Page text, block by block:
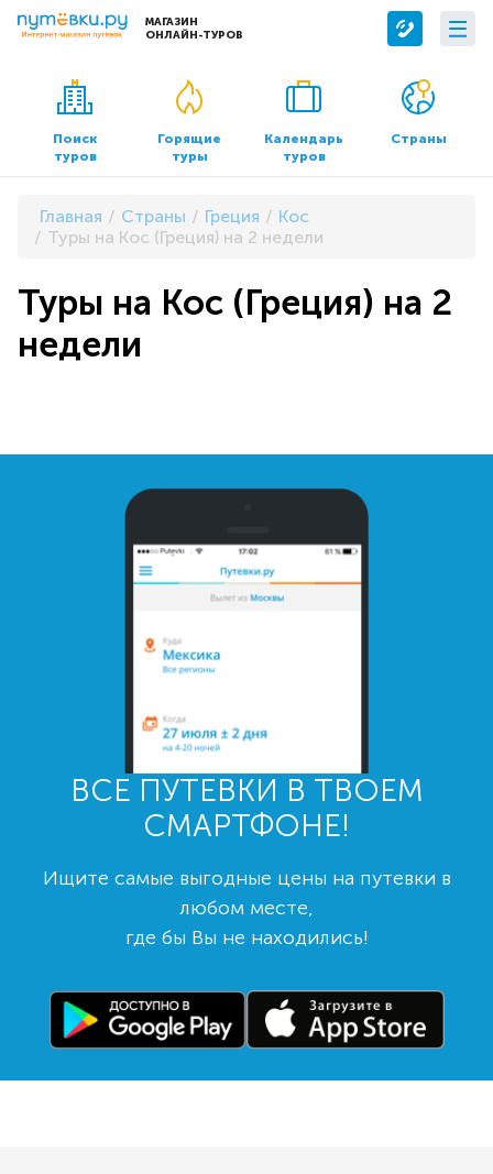
МАГАЗИН
ОНЛАЙН-ТУРОВ
Сервисы
Бронирование отелей
Трансфер
О компании
О нас
Контакты
Документы и реквизиты
Поиск
туров
Горящие
туры
Календарь
туров
Страны
Главная Страны Греция
Кос
Туры на Кос (Греция) на 2 недели
Туры на Кос (Греция) на 2
недели
ВСЕ ПУТЕВКИ В ТВОЕМ
СМАРТФОНЕ!
Ищите самые выгодные цены на путевки в
любом месте,
где бы Вы не находились!